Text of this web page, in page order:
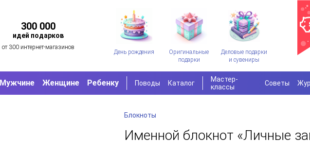
300 000
идей подарков
от 300 интернет-магазинов
День рождения
Оригинальные
подарки
Деловые подарки
и сувениры
Мужчине Женщине Ребенку Поводы Каталог
Мастер-
классы
Советы
Блокноты
Именной блокнот «Личные